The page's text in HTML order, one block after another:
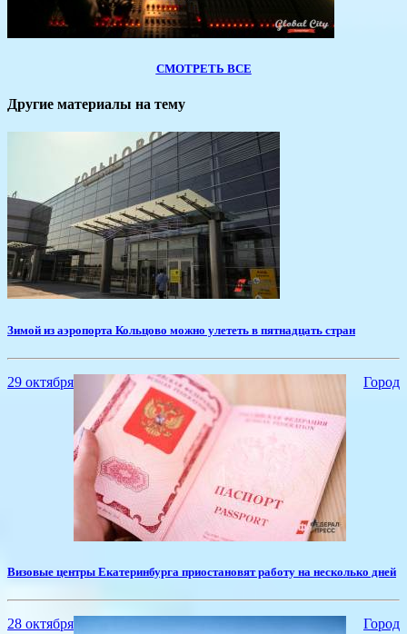
СМОТРЕТЬ ВСЕ
Другие материалы на тему
​Зимой из аэропорта Кольцово можно улететь в пятнадцать стран
29 октября Город
​Визовые центры Екатеринбурга приостановят работу на несколько дней
28 октября Город